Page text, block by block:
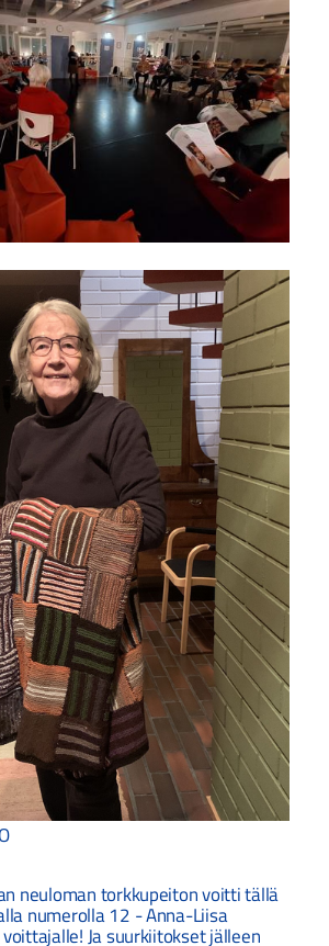
neuloman torkkupeiton voitti tällä
numerolla 12 - Anna-Liisa
Ja suurkiitokset jälleen